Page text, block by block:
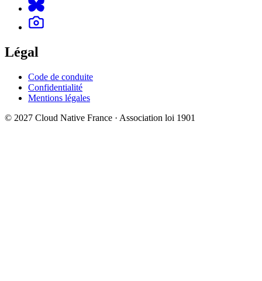
Légal
Code de conduite
Confidentialité
Mentions légales
© 2027 Cloud Native France · Association loi 1901